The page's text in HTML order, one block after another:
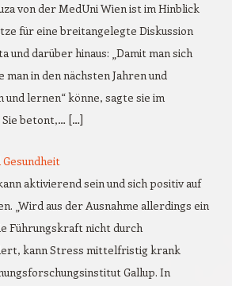
von der MedUni Wien ist im Hinblick
für eine breitangelegte Diskussion
und darüber hinaus: „Damit man sich
in den nächsten Jahren und
lernen“ könne, sagte sie im
Sie betont,… […]
aktivierend sein und sich positiv auf
„Wird aus der Ausnahme allerdings ein
Führungskraft nicht durch
kann Stress mittelfristig krank
Gallup. In